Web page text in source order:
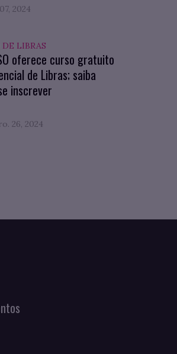
2024
DE LIBRAS
oferece curso gratuito
de Libras; saiba
inscrever
26, 2024